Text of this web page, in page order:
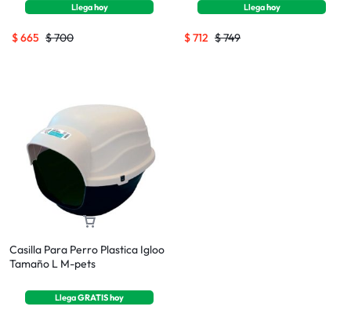
Llegahoy
$700
$665
Llegahoy
$749
$712
Casilla Para Perro Plastica Igloo
Tamaño L M-pets
LlegaGRATIShoy